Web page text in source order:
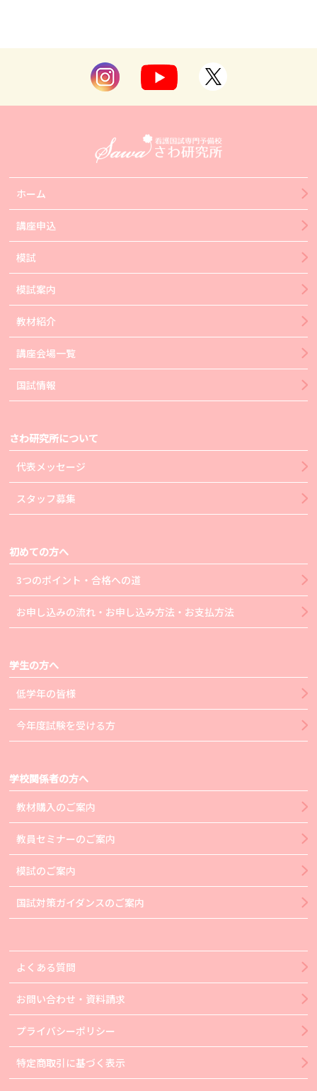
ホーム
講座申込
模試
模試案内
教材紹介
講座会場一覧
国試情報
さわ研究所について
代表メッセージ
スタッフ募集
初めての方へ
3つのポイント・合格への道
お申し込みの流れ・お申し込み方法・お支払方法
学生の方へ
低学年の皆様
今年度試験を受ける方
学校関係者の方へ
教材購入のご案内
教員セミナーのご案内
模試のご案内
国試対策ガイダンスのご案内
よくある質問
お問い合わせ・資料請求
プライバシーポリシー
特定商取引に基づく表示